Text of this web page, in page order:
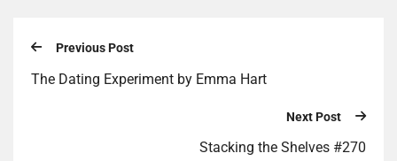
Previous Post
The Dating Experiment by Emma Hart
Next Post
Stacking the Shelves #270